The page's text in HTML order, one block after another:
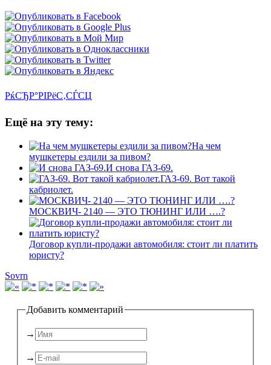
РќСЂР°РІРёС‚СЃСЏ
Ещё на эту тему:
На чем
мушкетеры ездили за пивом?
И снова ГАЗ-69.
ГАЗ-69. Вот такой
кабриолет.
МОСКВИЧ- 2140 — ЭТО ТЮНИНГ ИЛИ ….?
Договор купли-продажи автомобиля: стоит ли платить
юристу?
Sovrn
Добавить комментарий
→
→